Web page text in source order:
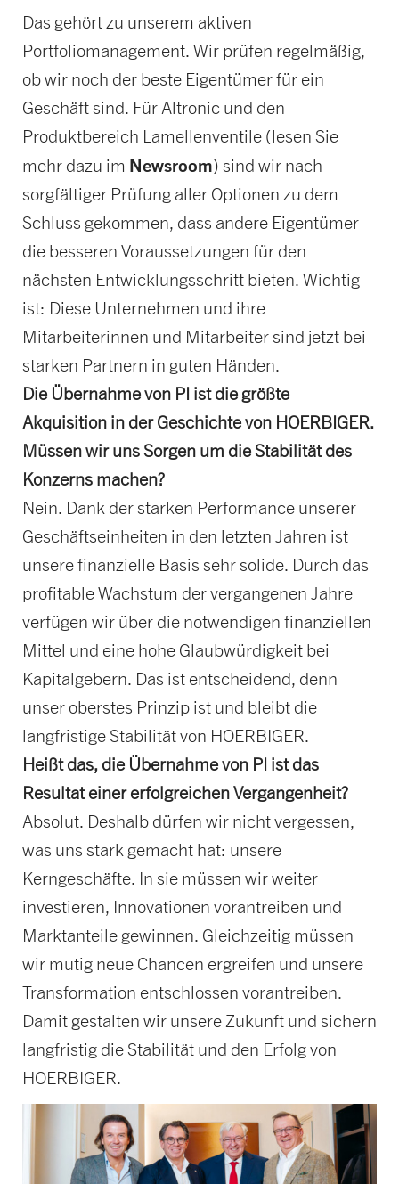
Das gehört zu unserem aktiven
Portfoliomanagement. Wir prüfen regelmäßig,
ob wir noch der beste Eigentümer für ein
Geschäft sind. Für Altronic und den
Produktbereich Lamellenventile (lesen Sie
mehr dazu im Newsroom) sind wir nach
sorgfältiger Prüfung aller Optionen zu dem
Schluss gekommen, dass andere Eigentümer
die besseren Voraussetzungen für den
nächsten Entwicklungsschritt bieten. Wichtig
ist: Diese Unternehmen und ihre
Mitarbeiterinnen und Mitarbeiter sind jetzt bei
starken Partnern in guten Händen.
Die Übernahme von PI ist die größte
Akquisition in der Geschichte von HOERBIGER.
Müssen wir uns Sorgen um die Stabilität des
Konzerns machen?
Nein. Dank der starken Performance unserer
Geschäftseinheiten in den letzten Jahren ist
unsere finanzielle Basis sehr solide. Durch das
profitable Wachstum der vergangenen Jahre
verfügen wir über die notwendigen finanziellen
Mittel und eine hohe Glaubwürdigkeit bei
Kapitalgebern. Das ist entscheidend, denn
unser oberstes Prinzip ist und bleibt die
langfristige Stabilität von HOERBIGER.
Heißt das, die Übernahme von PI ist das
Resultat einer erfolgreichen Vergangenheit?
Absolut. Deshalb dürfen wir nicht vergessen,
was uns stark gemacht hat: unsere
Kerngeschäfte. In sie müssen wir weiter
investieren, Innovationen vorantreiben und
Marktanteile gewinnen. Gleichzeitig müssen
wir mutig neue Chancen ergreifen und unsere
Transformation entschlossen vorantreiben.
Damit gestalten wir unsere Zukunft und sichern
langfristig die Stabilität und den Erfolg von
HOERBIGER.